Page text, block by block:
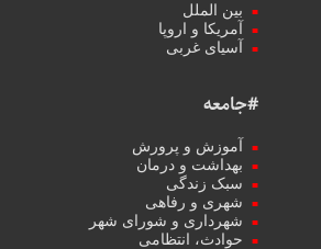
بین الملل
آمریکا و اروپا
آسیای غربی
#جامعه
آموزش و پرورش
بهداشت و درمان
سبک زندگی
شهری و رفاهی
شهرداری و شورای شهر
حوادث، انتظامی